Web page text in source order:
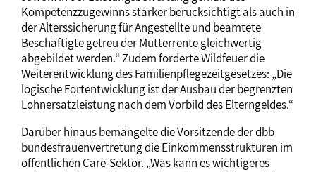
Kompetenzzugewinns stärker berücksichtigt als auch in
der Alterssicherung für Angestellte und beamtete
Beschäftigte getreu der Mütterrente gleichwertig
abgebildet werden.“ Zudem forderte Wildfeuer die
Weiterentwicklung des Familienpflegezeitgesetzes: „Die
logische Fortentwicklung ist der Ausbau der begrenzten
Lohnersatzleistung nach dem Vorbild des Elterngeldes.“
Darüber hinaus bemängelte die Vorsitzende der dbb
bundesfrauenvertretung die Einkommensstrukturen im
öffentlichen Care-Sektor. „Was kann es wichtigeres